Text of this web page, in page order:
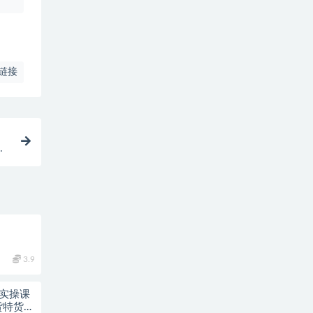
接
3.9
操课
货玩